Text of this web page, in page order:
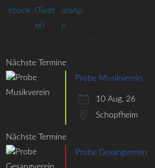
Nächste Termine
Nächste Termine
Probe Musikverein
10 Aug. 26
Schopfheim
Nächste Termine
Probe Gesangverein